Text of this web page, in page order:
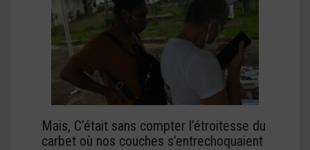
Mais, C’était sans compter l’étroitesse du
carbet où nos couches s’entrechoquaient